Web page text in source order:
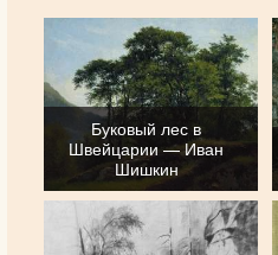
Буковый лес в
Швейцарии — Иван
Шишкин